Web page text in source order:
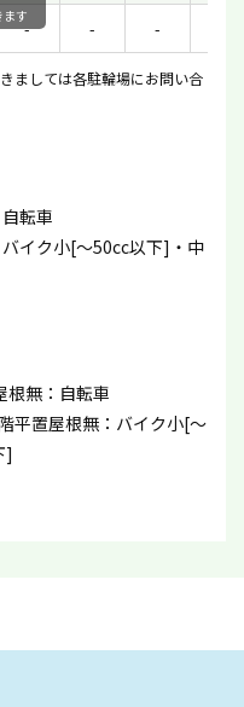
- - -
ます
ましては各駐輪場にお問い合
転車
イク小[〜50cc以下]・中
根無：自転車
平置屋根無：バイク小[〜
]